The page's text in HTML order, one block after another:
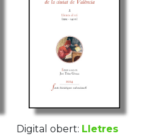
Digital obert: Lletres